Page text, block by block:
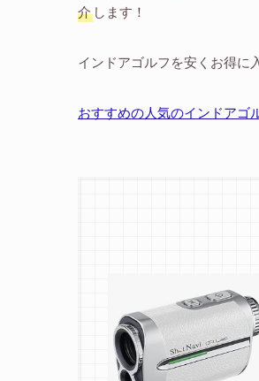
介 します！
インドアゴルフを安くお得に
おすすめの人気のインドアゴ